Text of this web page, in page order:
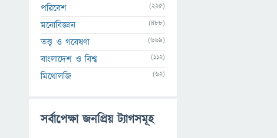
পরিবেশ (225)
মনোবিজ্ঞান (488)
তত্ত্ব ও গবেষণা (669)
বাংলাদেশ ও বিশ্ব (112)
মিথোলজি (62)
সর্বাপেক্ষা জনপ্রিয় ট্যাগসমূহ